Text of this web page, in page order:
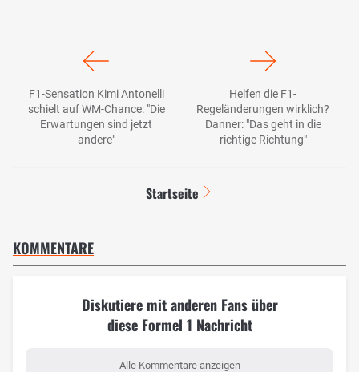
F1-Sensation Kimi Antonelli
schielt auf WM-Chance: "Die
Erwartungen sind jetzt
andere"
Helfen die F1-
Regeländerungen wirklich?
Danner: "Das geht in die
richtige Richtung"
Startseite
KOMMENTARE
Diskutiere mit anderen Fans über
diese Formel 1 Nachricht
Alle Kommentare anzeigen